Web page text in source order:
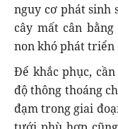
nguy cơ phát sinh
cây mất cân
non khó phát triển
Để khắc phục,
độ thông thoáng
đạm trong giai